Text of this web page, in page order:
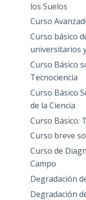
los Suelos
Curso
Curso básico
universitarios
Curso Básico
Tecnociencia
Curso Básico
de la Ciencia
Curso Básico:
Curso breve
Curso de
Campo
Degradación
Degradación